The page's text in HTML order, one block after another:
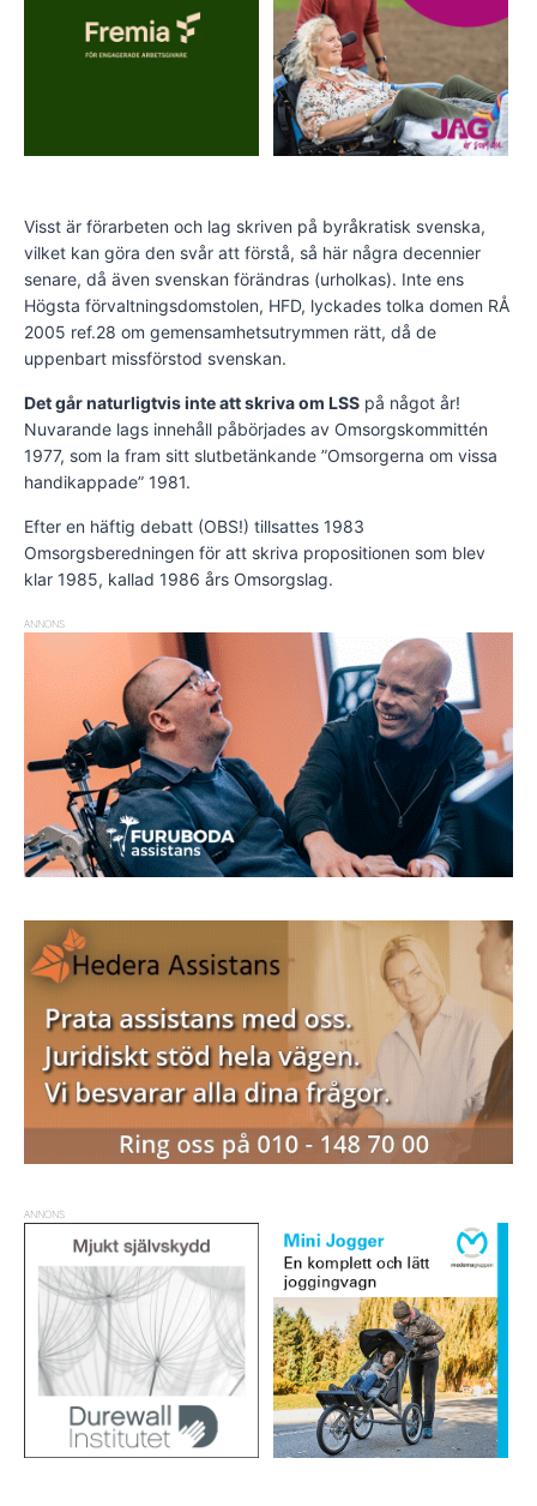
Visst är förarbeten och lag skriven på byråkratisk svenska,
vilket kan göra den svår att förstå, så här några decennier
senare, då även svenskan förändras (urholkas). Inte ens
Högsta förvaltningsdomstolen, HFD, lyckades tolka domen RÅ
2005 ref.28 om gemensamhetsutrymmen rätt, då de
uppenbart missförstod svenskan.
Det går naturligtvis inte att skriva om LSS på något år!
Nuvarande lags innehåll påbörjades av Omsorgskommittén
1977, som la fram sitt slutbetänkande ”Omsorgerna om vissa
handikappade” 1981.
Efter en häftig debatt (OBS!) tillsattes 1983
Omsorgsberedningen för att skriva propositionen som blev
klar 1985, kallad 1986 års Omsorgslag.
ANNONS
ANNONS